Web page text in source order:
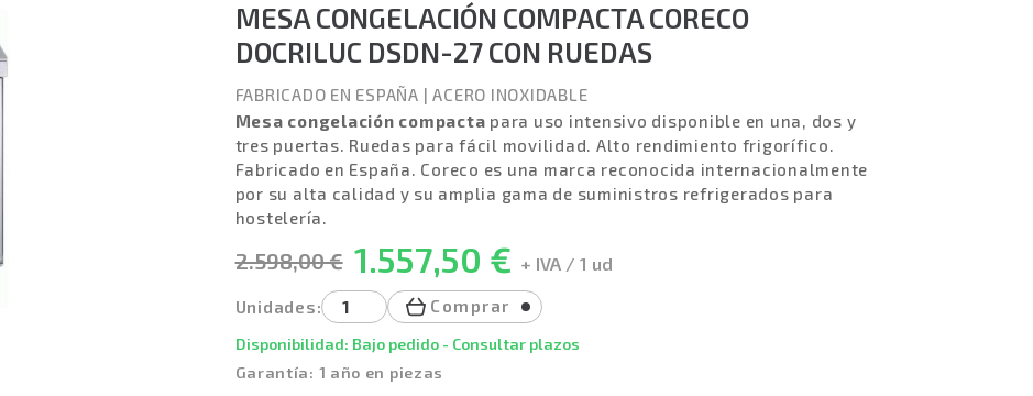
MESA CONGELACIÓN COMPACTA CORECO
DOCRILUC DSDN-27 CON RUEDAS
FABRICADO EN ESPAÑA |ACERO INOXIDABLE
Mesa congelación compacta para uso intensivo disponible en una, dos y
tres puertas. Ruedas para fácil movilidad. Alto rendimiento frigorífico.
Fabricado en España. Coreco es una marca reconocida internacionalmente
por su alta calidad y su amplia gama de suministros refrigerados para
hostelería.
2.598,00 € 1.557,50 € + IVA / 1 ud
Unidades: Comprar
Disponibilidad: Bajo pedido - Consultar plazos
Garantía: 1 año en piezas